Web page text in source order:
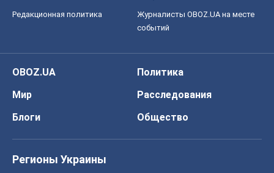
Редакционная политика
Журналисты OBOZ.UA на месте
событий
OBOZ.UA
Политика
Мир
Расследования
Блоги
Общество
Регионы Украины